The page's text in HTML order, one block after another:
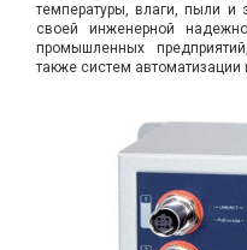
Новости
Вакансии
Вход/
авторизация
температуры, влаги, пыли и
своей инженерной
промышленных
также систем автоматизации